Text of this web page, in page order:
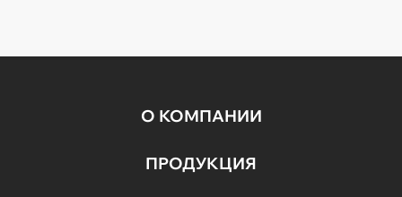
О КОМПАНИИ
ПРОДУКЦИЯ